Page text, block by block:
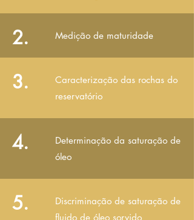
2. Medição de maturidade
3.
Caracterização das rochas do
reservatório
4.
Determinação da saturação de
óleo
5.
Discriminação de saturação de
fluido de óleo sorvido